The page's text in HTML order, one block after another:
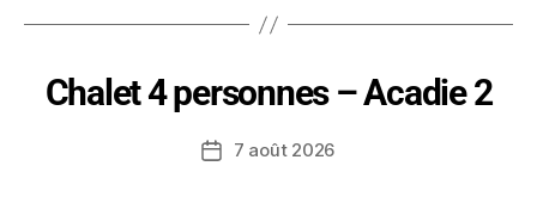
Chalet 4 personnes – Acadie 2
7 août 2026